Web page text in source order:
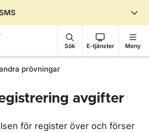
Sök E-tjänster Meny
prövningar
avgifter
för register över och förser